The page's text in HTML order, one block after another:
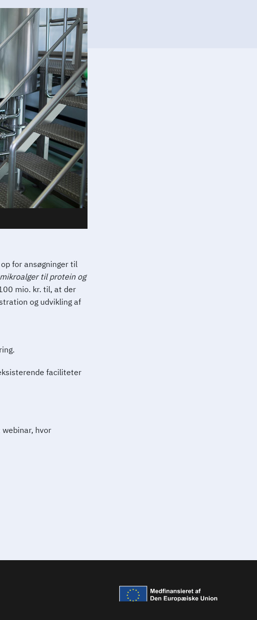
for ansøgninger til
til protein og
mio. kr. til, at der
og udvikling af
faciliteter
hvor